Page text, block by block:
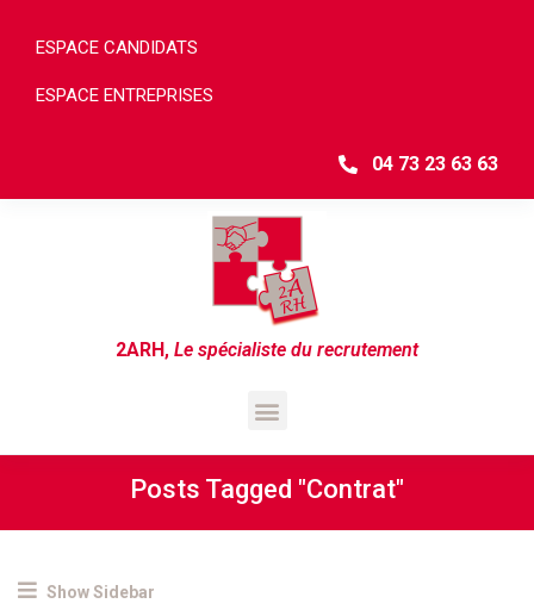
ESPACE CANDIDATS
ESPACE ENTREPRISES
04 73 23 63 63
2ARH, Le spécialiste du recrutement
Posts Tagged "contrat"
Show Sidebar